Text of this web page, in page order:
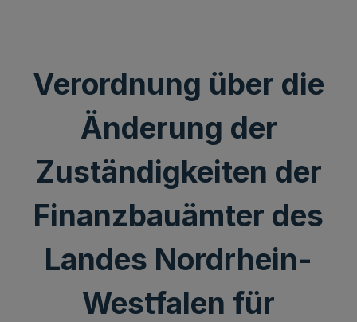
Verordnung über die
Änderung der
Zuständigkeiten der
Finanzbauämter des
Landes Nordrhein-
Westfalen für